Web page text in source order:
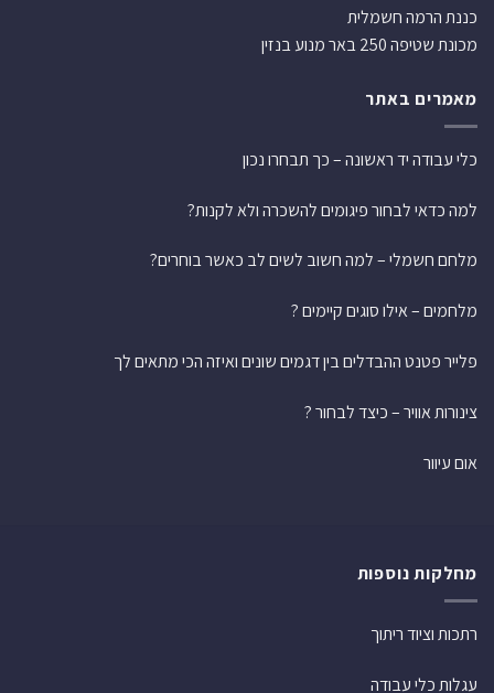
כננת הרמה חשמלית
מכונת שטיפה 250 באר מנוע בנזין
מאמרים באתר
כלי עבודה יד ראשונה – כך תבחרו נכון
למה כדאי לבחור פיגומים להשכרה ולא לקנות?
מלחם חשמלי – למה חשוב לשים לב כאשר בוחרים?
מלחמים – אילו סוגים קיימים ?
פלייר פטנט ההבדלים בין דגמים שונים ואיזה הכי מתאים לך
צינורות אוויר – כיצד לבחור ?
אום עיוור
מחלקות נוספות
רתכות וציוד ריתוך
עגלות כלי עבודה